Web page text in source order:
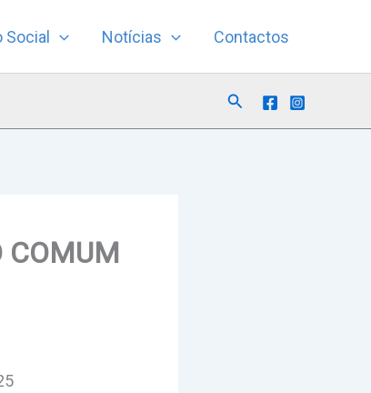
Social Notícias Contactos
Search
COMUM